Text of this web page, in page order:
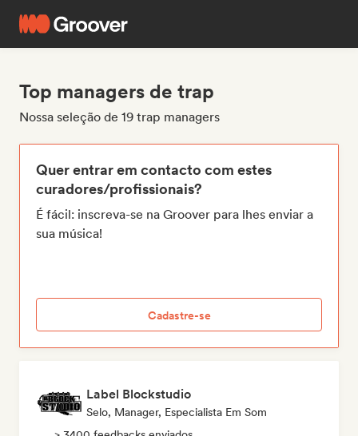
Top managers de trap
Nossa seleção de 19 trap managers
Quer entrar em contacto com estes
curadores/profissionais?
É fácil: inscreva-se na Groover para lhes enviar a
sua música!
Cadastre-se
Label Blockstudio
Selo, Manager, Especialista Em Som